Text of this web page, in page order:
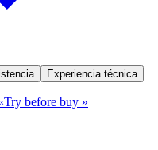
Experiencia técnica
before buy »